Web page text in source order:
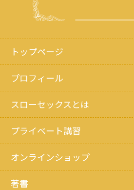
トップページ
プロフィール
スローセックスとは
プライベート講習
オンラインショップ
著書